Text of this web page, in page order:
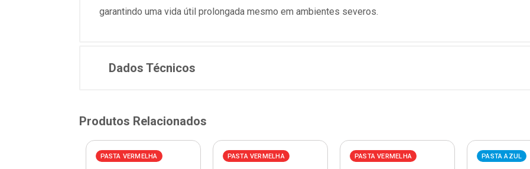
garantindo uma vida útil prolongada mesmo em ambientes severos.
Dados Técnicos
Produtos Relacionados
PASTA VERMELHA PASTA VERMELHA PASTA VERMELHA PASTA AZUL